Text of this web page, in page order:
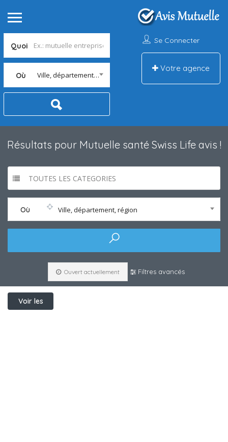
Quoi
Où Ville, département, région
Se Connecter
Votre agence
Résultats pour Mutuelle santé Swiss Life avis !
TOUTES LES CATEGORIES
Où Ville, département, région
Ouvert actuellement Filtres avancés
Voir les